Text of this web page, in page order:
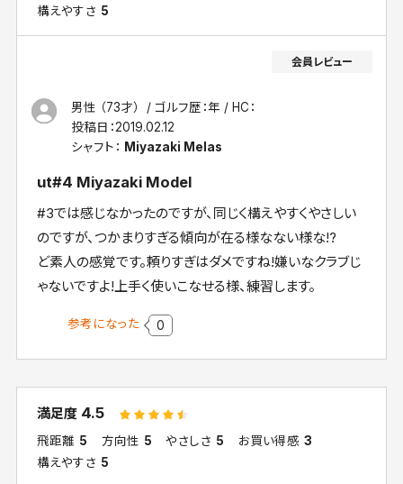
構えやすさ 5
男性 （73才） ゴルフ歴：年
HC：
投稿日：2019.02.12
シャフト： Miyazaki Melas
ut#4 Miyazaki Model
#3では感じなかったのですが、同じく構えやすくやさしい
のですが、つかまりすぎる傾向が在る様なない様な!?
ど素人の感覚です。頼りすぎはダメですね!嫌いなクラブじ
ゃないですよ!上手く使いこなせる様、練習します。
参考になった 0
満足度 4.5
飛距離 5 方向性 5 やさしさ 5 お買い得感 3
構えやすさ 5